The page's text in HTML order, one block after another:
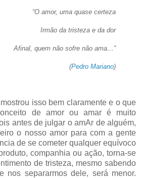
“O amor, uma quase certeza
Irmão da tristeza e da dor
Afinal, quem não sofre não ama…”
(Pedro Mariano)
isso bem claramente e o que
de amor ou amar é muito
antes de julgar o amAr de alguém,
o nosso amor para com a gente
de se cometer qualquer equívoco
companhia ou ação, torna-se
de tristeza, mesmo sabendo
nos separarmos dele, será menor.